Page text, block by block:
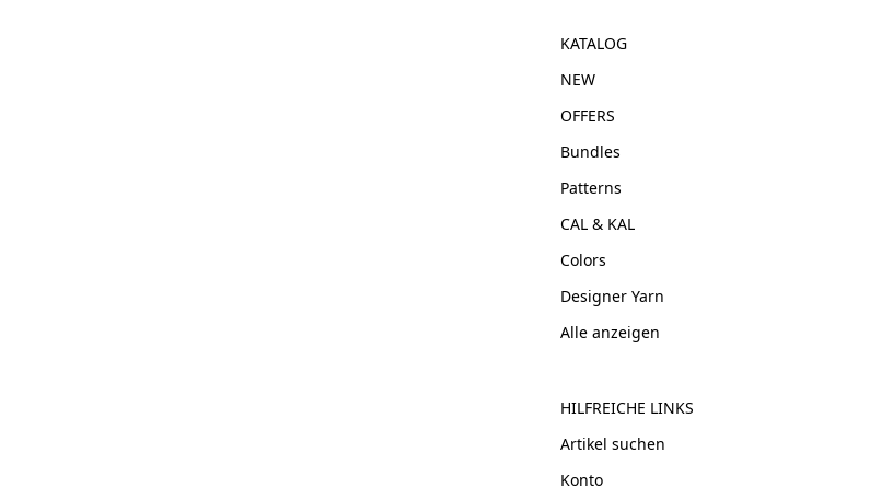
KATALOG
NEW
OFFERS
Bundles
Patterns
CAL & KAL
Colors
Designer Yarn
Alle anzeigen
HILFREICHE LINKS
Artikel suchen
Konto